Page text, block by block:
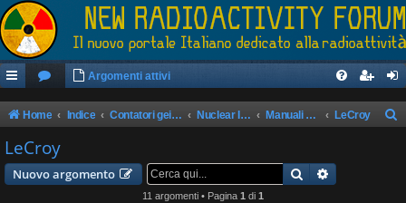
Argomenti attivi
Home Indice Contatori geiger/rilevatori di radioattività Nuclear Instrumentation Module (NIM) Manuali e documenti LeCroy
LeCroy
Nuovo argomento Cerca
11 argomenti • Pagina 1 di 1